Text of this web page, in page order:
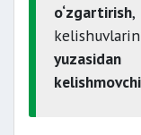
o‘zgartirish